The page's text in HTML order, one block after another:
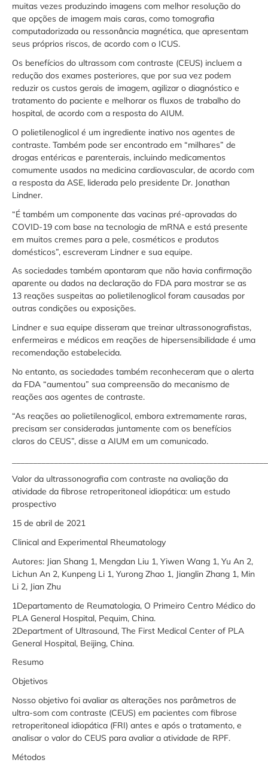
muitas vezes produzindo imagens com melhor resolução do
que opções de imagem mais caras, como tomografia
computadorizada ou ressonância magnética, que apresentam
seus próprios riscos, de acordo com o ICUS.
Os benefícios do ultrassom com contraste (CEUS) incluem a
redução dos exames posteriores, que por sua vez podem
reduzir os custos gerais de imagem, agilizar o diagnóstico e
tratamento do paciente e melhorar os fluxos de trabalho do
hospital, de acordo com a resposta do AIUM.
O polietilenoglicol é um ingrediente inativo nos agentes de
contraste. Também pode ser encontrado em “milhares” de
drogas entéricas e parenterais, incluindo medicamentos
comumente usados ​​na medicina cardiovascular, de acordo com
a resposta da ASE, liderada pelo presidente Dr. Jonathan
Lindner.
“É também um componente das vacinas pré-aprovadas do
COVID-19 com base na tecnologia de mRNA e está presente
em muitos cremes para a pele, cosméticos e produtos
domésticos”, escreveram Lindner e sua equipe.
As sociedades também apontaram que não havia confirmação
aparente ou dados na declaração do FDA para mostrar se as
13 reações suspeitas ao polietilenoglicol foram causadas por
outras condições ou exposições.
Lindner e sua equipe disseram que treinar ultrassonografistas,
enfermeiras e médicos em reações de hipersensibilidade é uma
recomendação estabelecida.
No entanto, as sociedades também reconheceram que o alerta
da FDA “aumentou” sua compreensão do mecanismo de
reações aos agentes de contraste.
“As reações ao polietilenoglicol, embora extremamente raras,
precisam ser consideradas juntamente com os benefícios
claros do CEUS”, disse a AIUM em um comunicado.
Valor da ultrassonografia com contraste na avaliação da
atividade da fibrose retroperitoneal idiopática: um estudo
prospectivo
15 de abril de 2021
Clinical and Experimental Rheumatology
Autores: Jian Shang 1, Mengdan Liu 1, Yiwen Wang 1, Yu An 2,
Lichun An 2, Kunpeng Li 1, Yurong Zhao 1, Jianglin Zhang 1, Min
Li 2, Jian Zhu
1Departamento de Reumatologia, O Primeiro Centro Médico do
PLA General Hospital, Pequim, China.
2Department of Ultrasound, The First Medical Center of PLA
General Hospital, Beijing, China.
Resumo
Objetivos
Nosso objetivo foi avaliar as alterações nos parâmetros de
ultra-som com contraste (CEUS) em pacientes com fibrose
retroperitoneal idiopática (FRI) antes e após o tratamento, e
analisar o valor do CEUS para avaliar a atividade de RPF.
Métodos